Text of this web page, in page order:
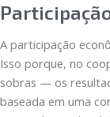
A participação
Isso porque, no
sobras — os
baseada em uma